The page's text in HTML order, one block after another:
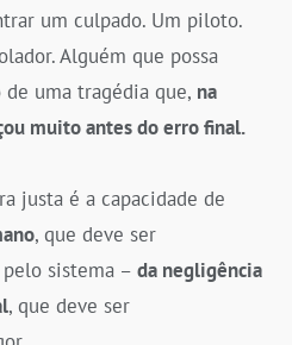
um culpado. Um piloto.
Alguém que possa
de uma tragédia que, na
muito antes do erro final.
justa é a capacidade de
, que deve ser
sistema – da negligência
, que deve ser